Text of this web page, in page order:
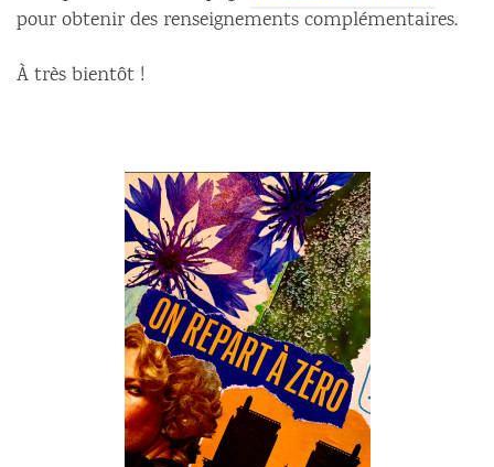
pour obtenir des renseignements complémentaires.
À très bientôt !